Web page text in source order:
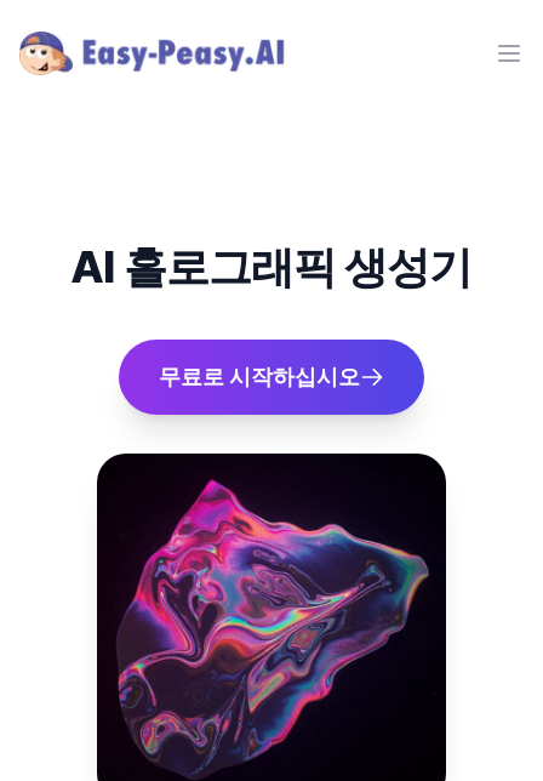
AI 홀로그래픽 생성기
무료로 시작하십시오